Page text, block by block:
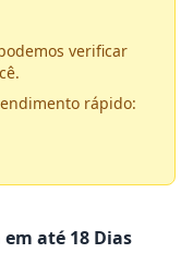
verificar
rápido:
até 18 Dias